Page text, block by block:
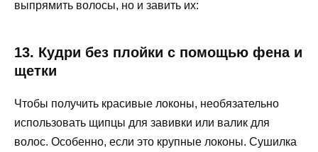
выпрямить волосы, но и завить их:
13. Кудри без плойки с помощью фена и
щетки
Чтобы получить красивые локоны, необязательно
использовать щипцы для завивки или валик для
волос. Особенно, если это крупные локоны. Сушилка